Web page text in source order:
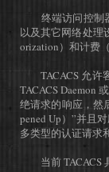
终端访问控制器
以及其它网络处理
orization）和计费
TACACS 允许客
TACACS Daemon
绝请求的响应，然
pened Up）”并且
多类型的认证请求
当前 TACACS